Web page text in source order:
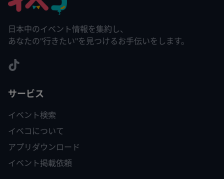
日本中のイベント情報を集約し、
あなたの"行きたい"を見つけるお手伝いをします。
サービス
イベント検索
イベコについて
アプリダウンロード
イベント掲載依頼